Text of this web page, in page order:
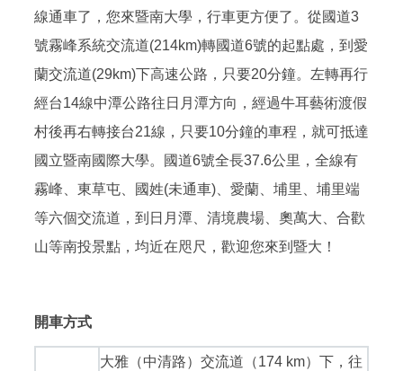
線通車了，您來暨南大學，行車更方便了。從國道3
號霧峰系統交流道(214km)轉國道6號的起點處，到愛
蘭交流道(29km)下高速公路，只要20分鐘。左轉再行
經台14線中潭公路往日月潭方向，經過牛耳藝術渡假
村後再右轉接台21線，只要10分鐘的車程，就可抵達
國立暨南國際大學。國道6號全長37.6公里，全線有
霧峰、東草屯、國姓(未通車)、愛蘭、埔里、埔里端
等六個交流道，到日月潭、清境農場、奧萬大、合歡
山等南投景點，均近在咫尺，歡迎您來到暨大！
開車方式
大雅（中清路）交流道（174 km）下，往